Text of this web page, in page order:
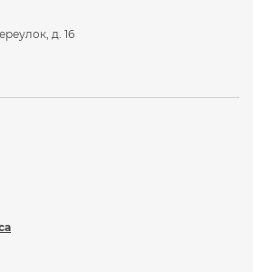
д. 16